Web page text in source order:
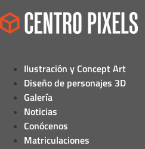
Ilustración y Concept Art
Diseño de personajes 3D
Galería
Noticias
Conócenos
Matriculaciones